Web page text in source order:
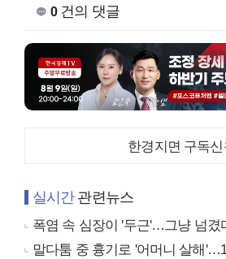
0건의 댓글
한경지면 구독신
실시간관련뉴스
폭염 속 심장이 '두근'…그냥 넘겼
말다툼 중 흉기로 '어머니 살해